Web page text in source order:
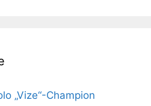
„Vize“-Champion